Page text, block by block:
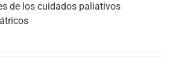
de los cuidados paliativos